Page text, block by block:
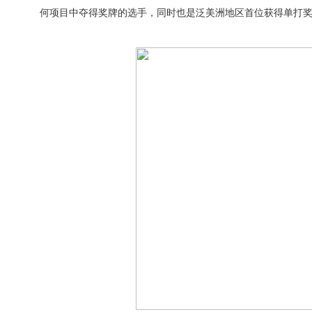
何项目中夺得奖牌的选手，同时也是泛美洲地区首位获得单打奖